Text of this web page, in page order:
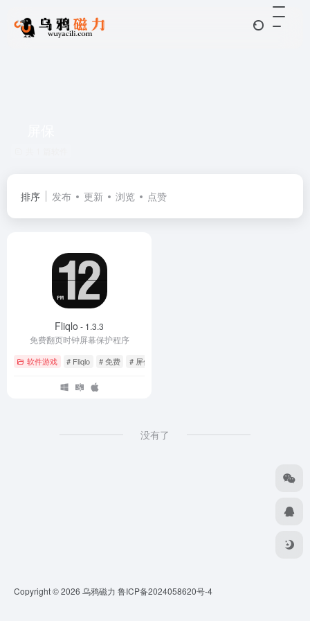
排序 发布 更新 浏览 点赞
Fliqlo - 1.3.3
免费翻页时钟屏幕保护程序
软件游戏 # Fliqlo # 免费 # 屏保
没有了
Copyright © 2026 乌鸦磁力 鲁ICP备2024058620号-4